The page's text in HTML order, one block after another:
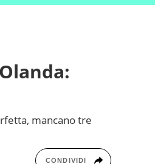
mancano tre
CONDIVIDI